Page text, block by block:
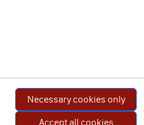
Necessary cookies only
Accept all cookies